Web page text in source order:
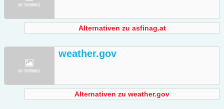
Alternativen zu asfinag.at
weather.gov
Alternativen zu weather.gov